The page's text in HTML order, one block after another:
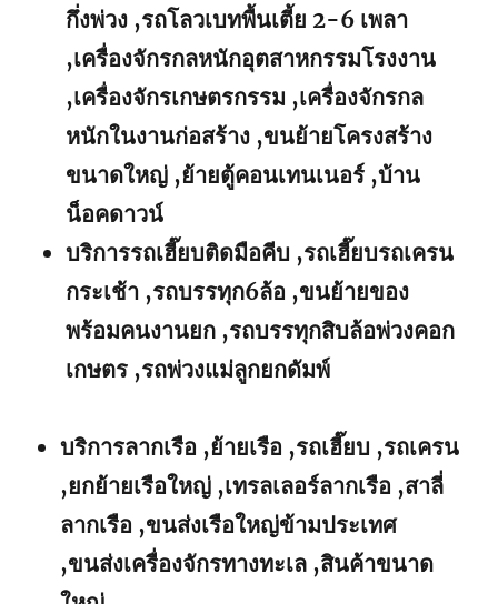
กึ่งพ่วง ,รถโลวเบทพื้นเตี้ย 2-6 เพลา
,เครื่องจักรกลหนักอุตสาหกรรมโรงงาน
,เครื่องจักรเกษตรกรรม ,เครื่องจักรกล
หนักในงานก่อสร้าง ,ขนย้ายโครงสร้าง
ขนาดใหญ่ ,ย้ายตู้คอนเทนเนอร์ ,บ้าน
น็อคดาวน์
บริการรถเฮี๊ยบติดมือคีบ ,รถเฮี๊ยบรถเครน
กระเช้า ,รถบรรทุก6ล้อ ,ขนย้ายของ
พร้อมคนงานยก ,รถบรรทุกสิบล้อพ่วงคอก
เกษตร ,รถพ่วงแม่ลูกยกดัมพ์
บริการลากเรือ ,ย้ายเรือ ,รถเฮี๊ยบ ,รถเครน
,ยกย้ายเรือใหญ่ ,เทรลเลอร์ลากเรือ ,สาลี่
ลากเรือ ,ขนส่งเรือใหญ่ข้ามประเทศ
,ขนส่งเครื่องจักรทางทะเล ,สินค้าขนาด